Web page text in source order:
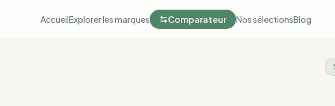
AccueilExplorer les marques Comparateur Nos sélectionsBlog